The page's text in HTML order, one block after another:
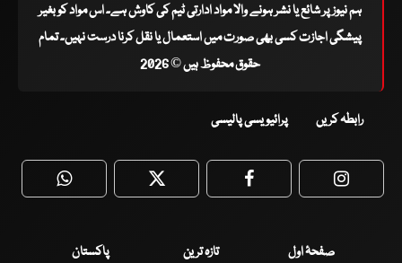
ہم نیوز پر شائع یا نشر ہونے والا مواد ادارتی ٹیم کی کاوش ہے۔ اس مواد کو بغیر
پیشگی اجازت کسی بھی صورت میں استعمال یا نقل کرنا درست نہیں۔ تمام
حقوق محفوظ ہیں © 2026
رابطہ کریں پرائیویسی پالیسی
WhatsApp Twitter Facebook
صفحۂ اول تازہ ترین
پاکستان